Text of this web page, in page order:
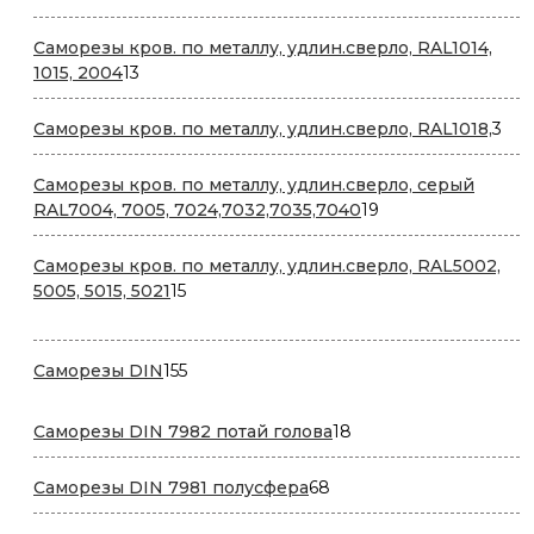
товаров
Саморезы кров. по металлу, удлин.сверло, RAL1014,
1015, 200413
товаров
Саморезы кров. по металлу, удлин.сверло, RAL1018,3
Саморезы кров. по металлу, удлин.сверло, серый
RAL7004, 7005, 7024,7032,7035,704019
товаров
Саморезы кров. по металлу, удлин.сверло, RAL5002,
5005, 5015, 50211515
Саморезы DIN155155
Саморезы DIN 7982 потай голова18
товаров
Саморезы DIN 7981 полусфера68
товаров